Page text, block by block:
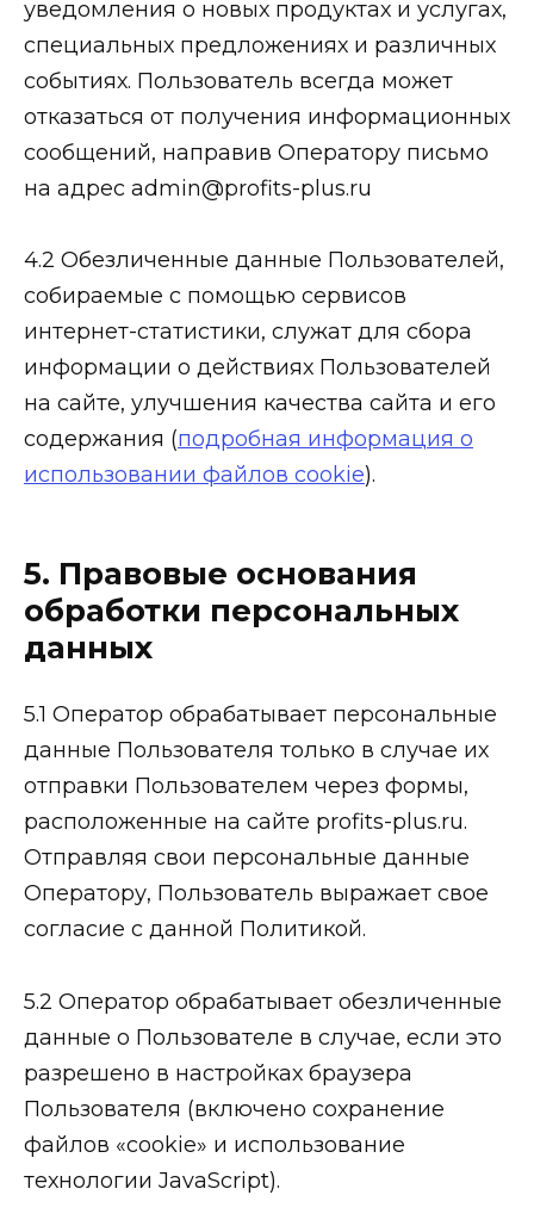
уведомления о новых продуктах и услугах,
специальных предложениях и различных
событиях. Пользователь всегда может
отказаться от получения информационных
сообщений, направив Оператору письмо
на адрес admin@profits-plus.ru
4.2 Обезличенные данные Пользователей,
собираемые с помощью сервисов
интернет-статистики, служат для сбора
информации о действиях Пользователей
на сайте, улучшения качества сайта и его
содержания (подробная информация о
использовании файлов cookie).
5. Правовые основания
обработки персональных
данных
5.1 Оператор обрабатывает персональные
данные Пользователя только в случае их
отправки Пользователем через формы,
расположенные на сайте profits-plus.ru.
Отправляя свои персональные данные
Оператору, Пользователь выражает свое
согласие с данной Политикой.
5.2 Оператор обрабатывает обезличенные
данные о Пользователе в случае, если это
разрешено в настройках браузера
Пользователя (включено сохранение
файлов «cookie» и использование
технологии JavaScript).